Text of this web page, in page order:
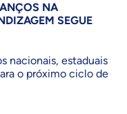
NA
SEGUE
nacionais, estaduais
o próximo ciclo de